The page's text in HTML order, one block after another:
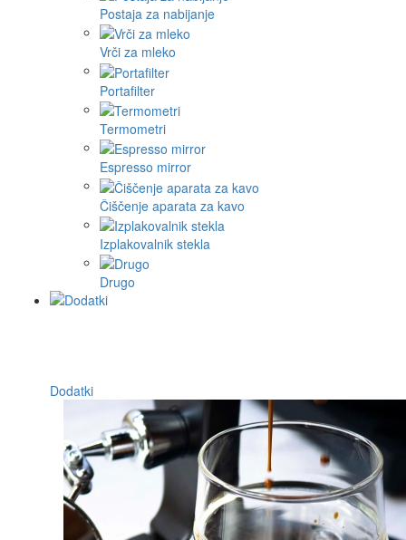
Postaja za nabijanje
Vrči za mleko
Portafilter
Termometri
Espresso mirror
Čiščenje aparata za kavo
Izplakovalnik stekla
Drugo
Dodatki